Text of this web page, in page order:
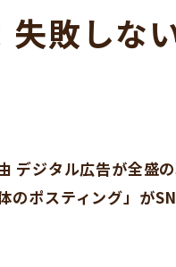
敗しな
デジタル広告が全盛
のポスティング」が